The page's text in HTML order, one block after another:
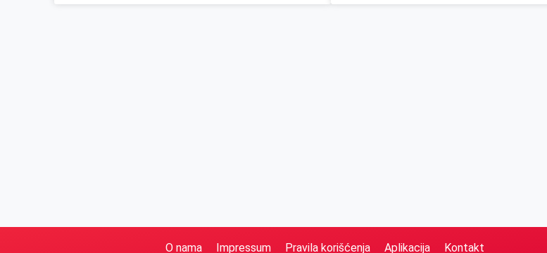
O nama Impressum Pravila korišćenja Aplikacija Kontakt